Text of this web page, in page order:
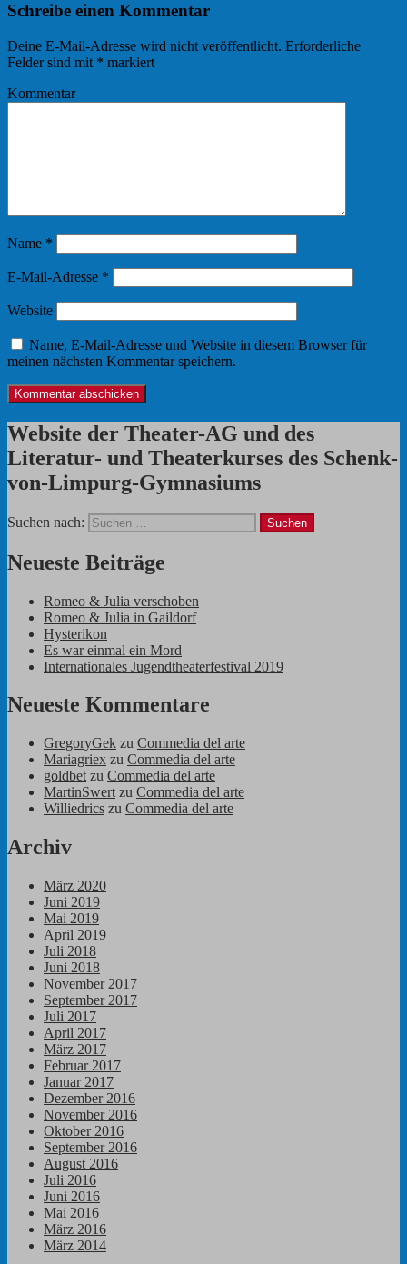
Schreibe einen Kommentar
Deine E-Mail-Adresse wird nicht veröffentlicht. Erforderliche
Felder sind mit * markiert
Kommentar
Name *
E-Mail-Adresse *
Website
Name, E-Mail-Adresse und Website in diesem Browser für
meinen nächsten Kommentar speichern.
Website der Theater-AG und des
Literatur- und Theaterkurses des Schenk-
von-Limpurg-Gymnasiums
Suchen nach:
Neueste Beiträge
Romeo & Julia verschoben
Romeo & Julia in Gaildorf
Hysterikon
Es war einmal ein Mord
Internationales Jugendtheaterfestival 2019
Neueste Kommentare
GregoryGek zu Commedia del arte
Mariagriex zu Commedia del arte
goldbet zu Commedia del arte
MartinSwert zu Commedia del arte
Williedrics zu Commedia del arte
Archiv
März 2020
Juni 2019
Mai 2019
April 2019
Juli 2018
Juni 2018
November 2017
September 2017
Juli 2017
April 2017
März 2017
Februar 2017
Januar 2017
Dezember 2016
November 2016
Oktober 2016
September 2016
August 2016
Juli 2016
Juni 2016
Mai 2016
März 2016
März 2014